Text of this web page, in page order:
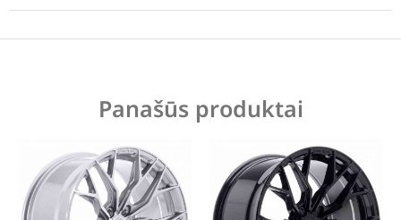
Panašūs produktai